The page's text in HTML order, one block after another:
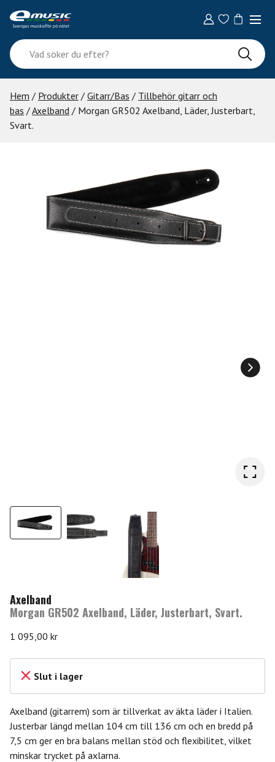
content
Vad
söker
du
efter?
Hem / Produkter / Gitarr/Bas / Tillbehör gitarr och
bas /Axelband / Morgan GR502 Axelband, Läder, Justerbart,
Svart.
Axelband
Morgan GR502 Axelband, Läder, Justerbart, Svart.
1 095,00 kr
Slut i lager
Axelband (gitarrem) som är tillverkat av äkta läder i Italien.
Justerbar längd mellan 104 cm till 136 cm och en bredd på
7,5 cm ger en bra balans mellan stöd och flexibilitet, vilket
minskar trycket på axlarna.